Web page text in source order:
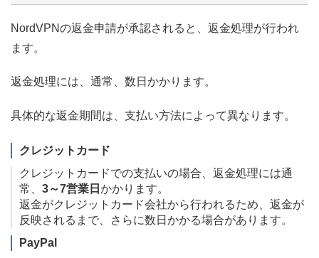
NordVPNの返金申請が承認されると、返金処理が行われ
ます。
返金処理には、通常、数日かかります。
具体的な返金期間は、支払い方法によって異なります。
クレジットカード
クレジットカードでの支払いの場合、返金処理には通
常、 3～7営業日 かかります。
返金がクレジットカード会社から行われるため、返金が
反映されるまで、さらに数日かかる場合があります。
PayPal